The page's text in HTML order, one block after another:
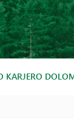
KARJERO